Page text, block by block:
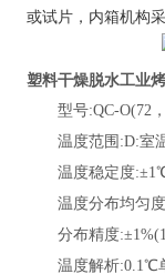
或试片，内箱机构
塑料干燥脱水工业
型号:QC-O(72
温度范围 :D:室
温度稳定度
温度分布均匀度
分布精度
温度解析:0.1℃